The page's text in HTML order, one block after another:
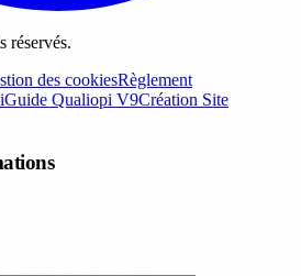
réservés.
des cookiesRèglement
Guide Qualiopi V9Création Site